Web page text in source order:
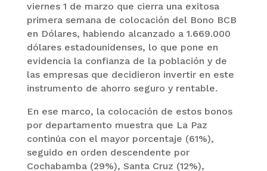
viernes 1 de marzo que cierra una exitosa
primera semana de colocación del Bono BCB
en Dólares, habiendo alcanzado a 1.669.000
dólares estadounidenses, lo que pone en
evidencia la confianza de la población y de
las empresas que decidieron invertir en este
instrumento de ahorro seguro y rentable.
En ese marco, la colocación de estos bonos
por departamento muestra que La Paz
continúa con el mayor porcentaje (61%),
seguido en orden descendente por
Cochabamba (29%), Santa Cruz (12%),